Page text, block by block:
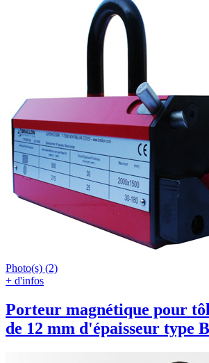
Photo(s) (2)
+ d'infos
Porteur magnétique pour
de 12 mm d'épaisseur type